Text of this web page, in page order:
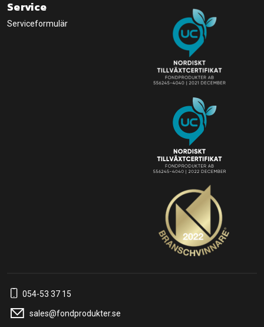
Service
Serviceformulär
054-53 37 15
sales@fondprodukter.se